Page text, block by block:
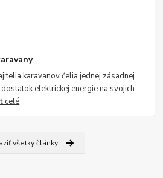
karavanov čelia jednej zásadnej
elektrickej energie na svojich
celé
všetky články